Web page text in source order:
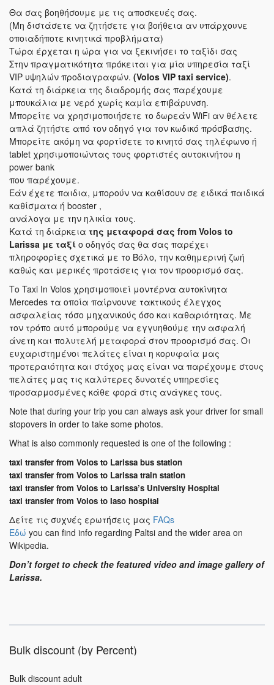
Θα σας βοηθήσουμε με τις αποσκευές σας.
(Μη διστάσετε να ζητήσετε για βοήθεια αν υπάρχουνε
οποιαδήποτε κινητικά προβλήματα)
Τώρα έρχεται η ώρα για να ξεκινήσει το ταξίδι σας
Στην πραγματικότητα πρόκειται για μία υπηρεσία ταξί
VIP υψηλών προδιαγραφών. (Volos VIP taxi service).
Κατά τη διάρκεια της διαδρομής σας παρέχουμε
μπουκάλια με νερό χωρίς καμία επιβάρυνση.
Μπορείτε να χρησιμοποιήσετε το δωρεάν WiFi αν θέλετε
απλά ζητήστε από τον οδηγό για τον κωδικό πρόσβασης.
Μπορείτε ακόμη να φορτίσετε το κινητό σας τηλέφωνο ή
tablet χρησιμοποιώντας τους φορτιστές αυτοκινήτου η
power bank
που παρέχουμε.
Εάν έχετε παιδια, μπορούν να καθίσουν σε ειδικά παιδικά
καθίσματα ή booster ,
ανάλογα με την ηλικία τους.
Κατά τη διάρκεια της μεταφορά σας from Volos to
Larissa με ταξί ο οδηγός σας θα σας παρέχει
πληροφορίες σχετικά με το Βόλο, την καθημερινή ζωή
καθώς και μερικές προτάσεις για τον προορισμό σας.
Το Taxi In Volos χρησιμοποιεί μοντέρνα αυτοκίνητα
Mercedes τα οποία παίρνουνε τακτικούς έλεγχος
ασφαλείας τόσο μηχανικούς όσο και καθαριότητας. Με
τον τρόπο αυτό μπορούμε να εγγυηθούμε την ασφαλή
άνετη και πολυτελή μεταφορά στον προορισμό σας. Οι
ευχαριστημένοι πελάτες είναι η κορυφαία μας
προτεραιότητα και στόχος μας είναι να παρέχουμε στους
πελάτες μας τις καλύτερες δυνατές υπηρεσίες
προσαρμοσμένες κάθε φορά στις ανάγκες τους.
Note that during your trip you can always ask your driver for small
stopovers in order to take some photos.
What is also commonly requested is one of the following :
taxi transfer from Volos to Larissa bus station
taxi transfer from Volos to Larissa train station
taxi transfer from Volos to Larissa’s University Hospital
taxi transfer from Volos to Iaso hospital
Δείτε τις συχνές ερωτήσεις μας FAQs
Εδώ you can find info regarding Paltsi and the wider area on
Wikipedia.
Don’t forget to check the featured video and image gallery of
Larissa.
Bulk discount (by Percent)
Bulk discount adult